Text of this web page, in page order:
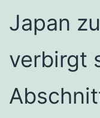
Japan
verbirgt